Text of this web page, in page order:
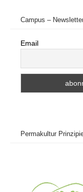
Campus –
Email
Permakultur